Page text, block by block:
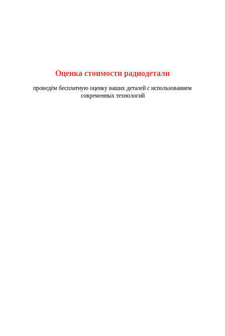
Оценка стоимости радиодетали
проведём бесплатную оценку ваших деталей с использованием
современных технологий